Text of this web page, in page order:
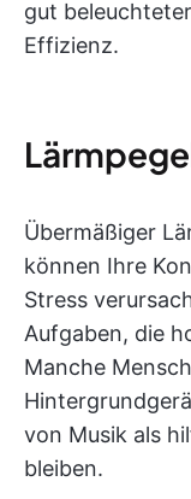
gut
Effizienz.
Übermäßiger
können Ihre
Stress
Aufgaben, die
Manche
von Musik als
bleiben.